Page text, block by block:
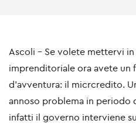
Ascoli - Se volete mettervi
imprenditoriale ora avete un
d'avventura: il micrcredito.
annoso problema in periodo
infatti il governo interviene